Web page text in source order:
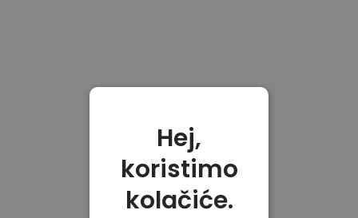
Hej,
koristimo
kolačiće.